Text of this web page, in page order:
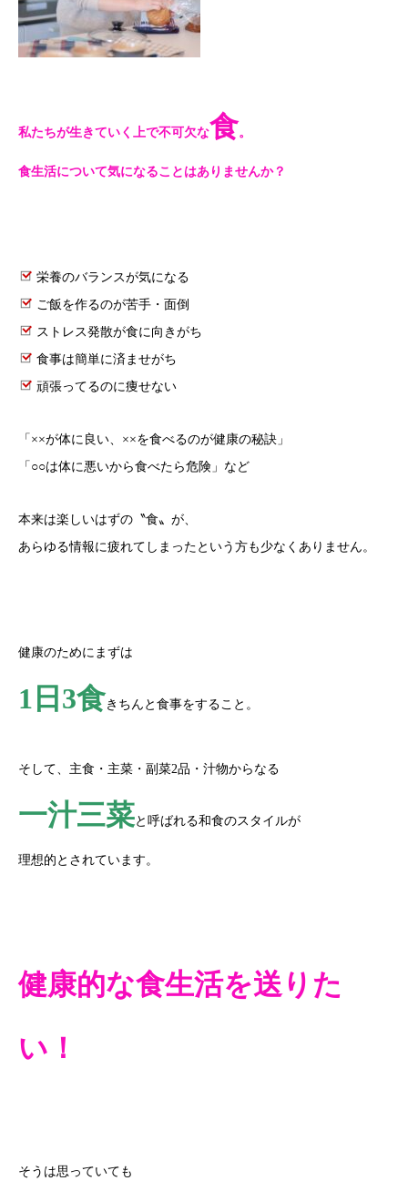
私たちが生きていく上で不可欠な食。
食生活について気になることはありませんか？
栄養のバランスが気になる
ご飯を作るのが苦手・面倒
ストレス発散が食に向きがち
食事は簡単に済ませがち
頑張ってるのに痩せない
「××が体に良い、××を食べるのが健康の秘訣」
「○○は体に悪いから食べたら危険」など
本来は楽しいはずの〝食〟が、
あらゆる情報に疲れてしまったという方も少なくありません。
健康のためにまずは
1日3食きちんと食事をすること。
そして、主食・主菜・副菜2品・汁物からなる
一汁三菜と呼ばれる和食のスタイルが
理想的とされています。
健康的な食生活を送りた
い！
そうは思っていても